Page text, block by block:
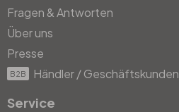
Fragen & Antworten
Über uns
Presse
B2B Händler / Geschäftskunden
Service